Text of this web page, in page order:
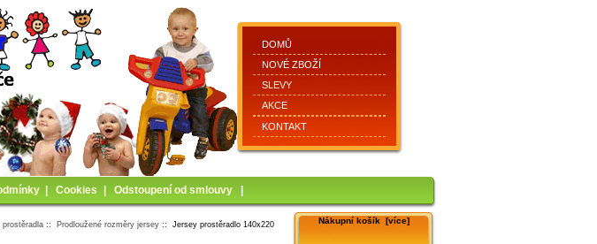
DOMŮ
NOVÉ ZBOŽÍ
SLEVY
AKCE
KONTAKT
Cookies Odstoupení od smlouvy
prostěradla :: Prodloužené rozměry jersey :: Jersey prostěradlo 140x220 Nákupní košík [více]